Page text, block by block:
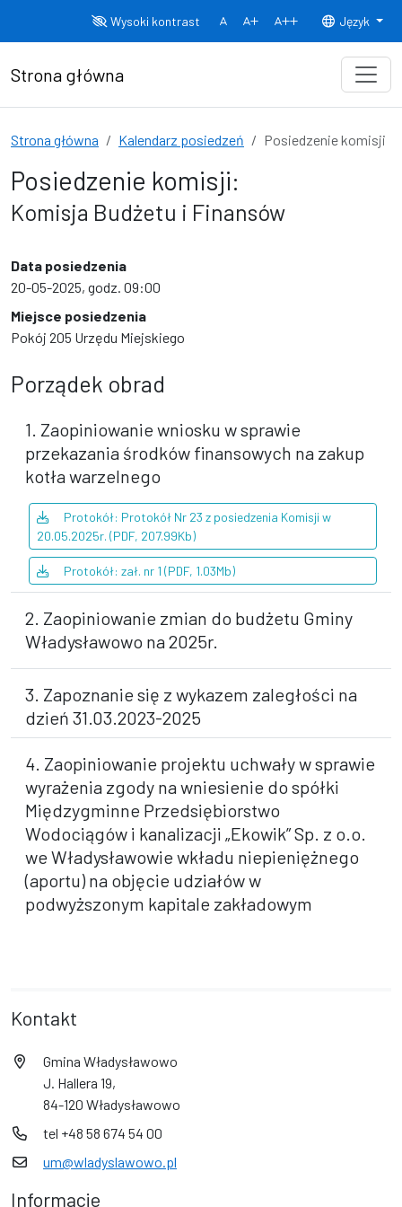
Wysoki kontrast
Normalny rozmiar czcionki
Rozmiar czcionki 150% Rozmiar
Język
Strona główna
Strona główna Kalendarz posiedzeń Posiedzenie komisji
Posiedzenie komisji:
Komisja Budżetu i Finansów
Data posiedzenia
20-05-2025, godz. 09:00
Miejsce posiedzenia
Pokój 205 Urzędu Miejskiego
Porządek obrad
1. Zaopiniowanie wniosku w sprawie
przekazania środków finansowych na zakup
kotła warzelnego
Protokół: Protokół Nr 23 z posiedzenia Komisji w
20.05.2025r. (PDF, 207.99Kb)
Protokół: zał. nr 1 (PDF, 1.03Mb)
2. Zaopiniowanie zmian do budżetu Gminy
Władysławowo na 2025r.
3. Zapoznanie się z wykazem zaległości na
dzień 31.03.2023-2025
4. Zaopiniowanie projektu uchwały w sprawie
wyrażenia zgody na wniesienie do spółki
Międzygminne Przedsiębiorstwo
Wodociągów i kanalizacji „Ekowik” Sp. z o.o.
we Władysławowie wkładu niepieniężnego
(aportu) na objęcie udziałów w
podwyższonym kapitale zakładowym
Kontakt
Gmina Władysławowo
J. Hallera 19,
84-120 Władysławowo
tel +48 58 674 54 00
um@wladyslawowo.pl
Informacje